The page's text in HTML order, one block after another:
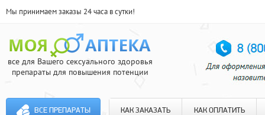
Мы принимаем заказы 24 часа в сутки!
все для Вашего сексуального здоровья
препараты для повышения потенции
ВСЕ ПРЕПАРАТЫ КАК ЗАКАЗАТЬ КАК ОПЛАТИТЬ